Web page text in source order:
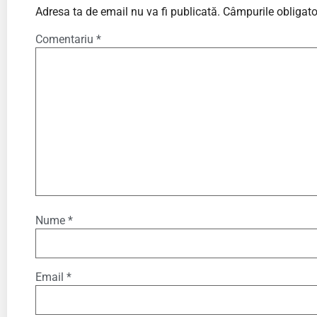
Adresa ta de email nu va fi publicată. Câmpurile
Comentariu *
Nume *
Email *